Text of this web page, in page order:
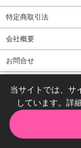
特定商取引法
会社概要
お問合せ
当サイトでは、サ
しています。詳